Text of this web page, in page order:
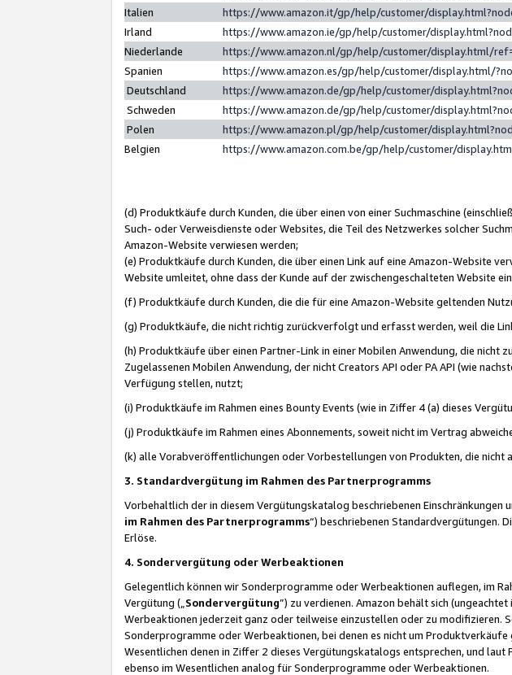
Italien
https://www.amazon.it/gp/help/customer/
Irland
https://www.amazon.ie/gp/help/customer/
Niederlande
https://www.amazon.nl/gp/help/customer/display.html/
Spanien
https://www.amazon.es/gp/help/customer/display.html/
Deutschland
https://www.amazon.de/gp/help/customer/
Schweden
https://www.amazon.de/gp/help/customer/
Polen
https://www.amazon.pl/gp/help/customer/
Belgien
https://www.amazon.com.be/gp/help/customer/
(d) Produktkäufe durch Kunden, die über einen von einer Suchmaschine
Such- oder Verweisdienste oder Websites, die Teil des Netzwerkes solcher
Amazon-Website verwiesen werden;
(e) Produktkäufe durch Kunden, die über einen Link auf eine Amazon-Website
Website umleitet, ohne dass der Kunde auf der zwischengeschalteten Website
(f) Produktkäufe durch Kunden, die die für eine Amazon-Website geltenden
(g) Produktkäufe, die nicht richtig zurückverfolgt und erfasst werden, weil die
(h) Produktkäufe über einen Partner-Link in einer Mobilen Anwendung, die nicht
Zugelassenen Mobilen Anwendung, der nicht Creators API oder PA API (wie
Verfügung stellen, nutzt;
(i) Produktkäufe im Rahmen eines Bounty Events (wie in Ziffer 4 (a) dieses
(j) Produktkäufe im Rahmen eines Abonnements, soweit nicht im Vertrag
(k) alle Vorabveröffentlichungen oder Vorbestellungen von Produkten, die nicht
3. Standardvergütung im Rahmen des Partnerprogramms
Vorbehaltlich der in diesem Vergütungskatalog beschriebenen Einschränkungen
im Rahmen des Partnerprogramms“) beschriebenen Standardvergütungen.
Erlöse.
4. Sondervergütung oder Werbeaktionen
Gelegentlich können wir Sonderprogramme oder Werbeaktionen auflegen, im
Vergütung („ Sondervergütung”) zu verdienen. Amazon behält sich
Werbeaktionen jederzeit ganz oder teilweise einzustellen oder zu
Sonderprogramme oder Werbeaktionen, bei denen es nicht um
Wesentlichen denen in Ziffer 2 dieses Vergütungskatalogs entsprechen, und
ebenso im Wesentlichen analog für Sonderprogramme oder Werbeaktionen.